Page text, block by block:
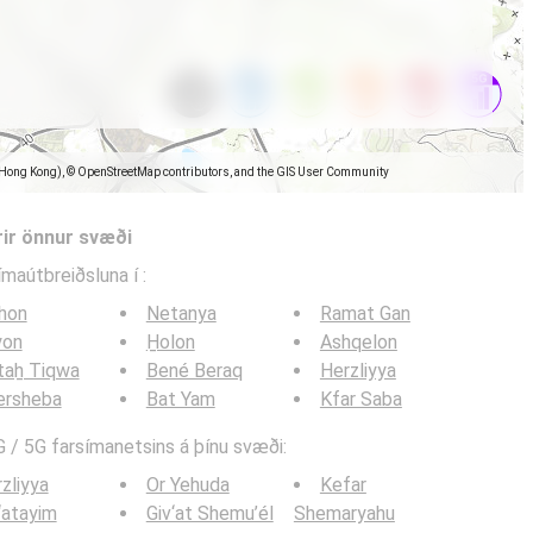
Kong), © OpenStreetMap contributors, and the GIS User Community
önnur svæði
í :
Tiqwa
Netanya
H̱olon
Bené Beraq
Bat Yam
Ramat Gan
Ashqelon
Herzliyya
Kfar Saba
/ 5G farsímanetsins á þínu svæði:
Or Yehuda
Giv‘at Shemu’él
Kefar
Shemaryahu